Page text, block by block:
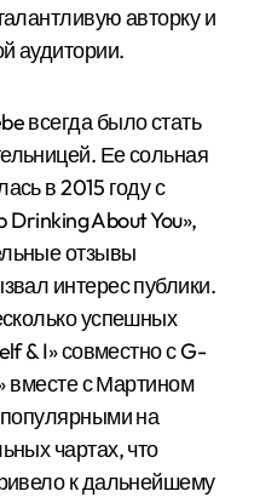
авторку и
аудитории.
всегда было стать
Ее сольная
в 2015 году с
Drinking About You»,
отзывы
интерес публики.
успешных
& I» совместно с G-
вместе с Мартином
на
чартах, что
к дальнейшему